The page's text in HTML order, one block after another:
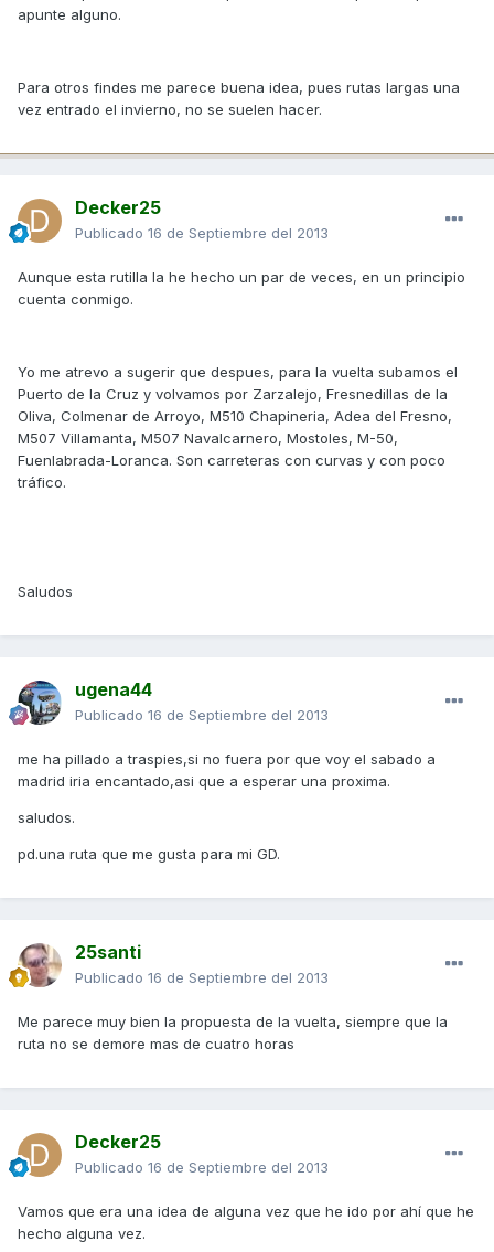
apunte alguno.
Para otros findes me parece buena idea, pues rutas largas una
vez entrado el invierno, no se suelen hacer.
Decker25
Publicado 16 de Septiembre del 2013
Aunque esta rutilla la he hecho un par de veces, en un principio
cuenta conmigo.
Yo me atrevo a sugerir que despues, para la vuelta subamos el
Puerto de la Cruz y volvamos por Zarzalejo, Fresnedillas de la
Oliva, Colmenar de Arroyo, M510 Chapineria, Adea del Fresno,
M507 Villamanta, M507 Navalcarnero, Mostoles, M-50,
Fuenlabrada-Loranca. Son carreteras con curvas y con poco
tráfico.
Saludos
ugena44
Publicado 16 de Septiembre del 2013
me ha pillado a traspies,si no fuera por que voy el sabado a
madrid iria encantado,asi que a esperar una proxima.
saludos.
pd.una ruta que me gusta para mi GD.
25santi
Publicado 16 de Septiembre del 2013
Me parece muy bien la propuesta de la vuelta, siempre que la
ruta no se demore mas de cuatro horas
Decker25
Publicado 16 de Septiembre del 2013
Vamos que era una idea de alguna vez que he ido por ahí que he
hecho alguna vez.